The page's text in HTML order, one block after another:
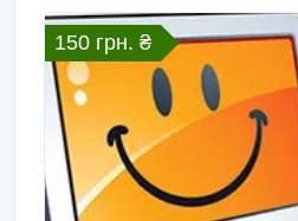
150 грн. ₴